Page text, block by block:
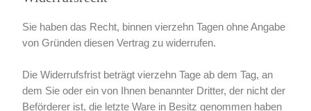
Sie haben das Recht, binnen vierzehn Tagen ohne Angabe
von Gründen diesen Vertrag zu widerrufen.
Die Widerrufsfrist beträgt vierzehn Tage ab dem Tag, an
dem Sie oder ein von Ihnen benannter Dritter, der nicht der
Beförderer ist, die letzte Ware in Besitz genommen haben